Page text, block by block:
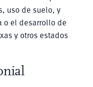
uso de suelo, y
o el desarrollo de
y otros estados